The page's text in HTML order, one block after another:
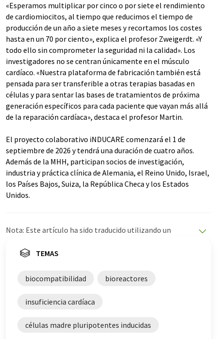
«Esperamos multiplicar por cinco o por siete el rendimiento
de cardiomiocitos, al tiempo que reducimos el tiempo de
producción de un año a siete meses y recortamos los costes
hasta en un 70 por ciento», explica el profesor Zweigerdt. «Y
todo ello sin comprometer la seguridad ni la calidad». Los
investigadores no se centran únicamente en el músculo
cardíaco. «Nuestra plataforma de fabricación también está
pensada para ser transferible a otras terapias basadas en
células y para sentar las bases de tratamientos de próxima
generación específicos para cada paciente que vayan más allá
de la reparación cardíaca», destaca el profesor Martin.
El proyecto colaborativo iNDUCARE comenzará el 1 de
septiembre de 2026 y tendrá una duración de cuatro años.
Además de la MHH, participan socios de investigación,
industria y práctica clínica de Alemania, el Reino Unido, Israel,
los Países Bajos, Suiza, la República Checa y los Estados
Unidos.
Nota: Este artículo ha sido traducido utilizando un
ofrece estas traducciones automáticas para presentar
este artículo ha sido traducido con traducción
automática, es posible que contenga errores de
vocabulario, sintaxis o gramática. El artículo original en
TEMAS
biocompatibilidad bioreactores
insuficiencia cardíaca
células madre pluripotentes inducidas